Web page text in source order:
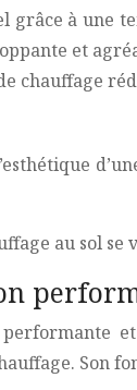
à une
et
au sol